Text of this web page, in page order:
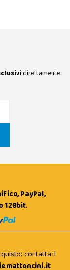
direttamente
PayPal,
128bit.
contatta il